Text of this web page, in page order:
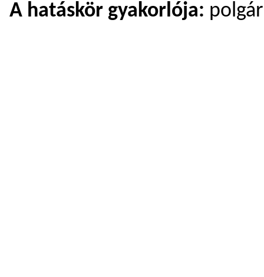
A hatáskör gyakorlója: